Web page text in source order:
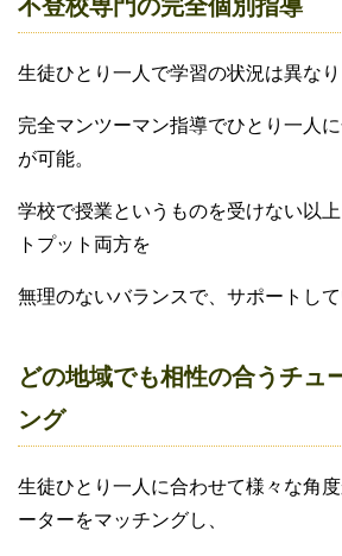
不登校専門の完全個別指導
生徒ひとり一人で学習の状況は異なり
完全マンツーマン指導でひとり一人
が可能。
学校で授業というものを受けない以
トプット両方を
無理のないバランスで、サポートして
どの地域でも相性の合うチュ
ング
生徒ひとり一人に合わせて様々な角
ーターをマッチングし、